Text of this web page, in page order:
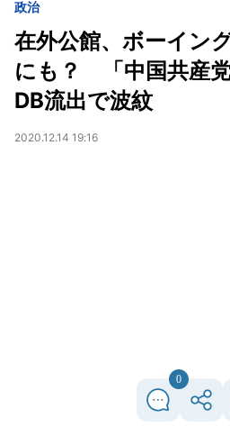
政治
在外公館、ボーイン
にも？ 「中国共産党
DB流出で波紋
2020.12.14 19:16
0